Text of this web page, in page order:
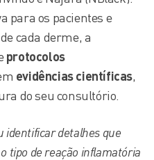
para os pacientes e
cada derme, a
protocolos
evidências científicas,
do seu consultório.
identificar detalhes que
tipo de reação inflamatória